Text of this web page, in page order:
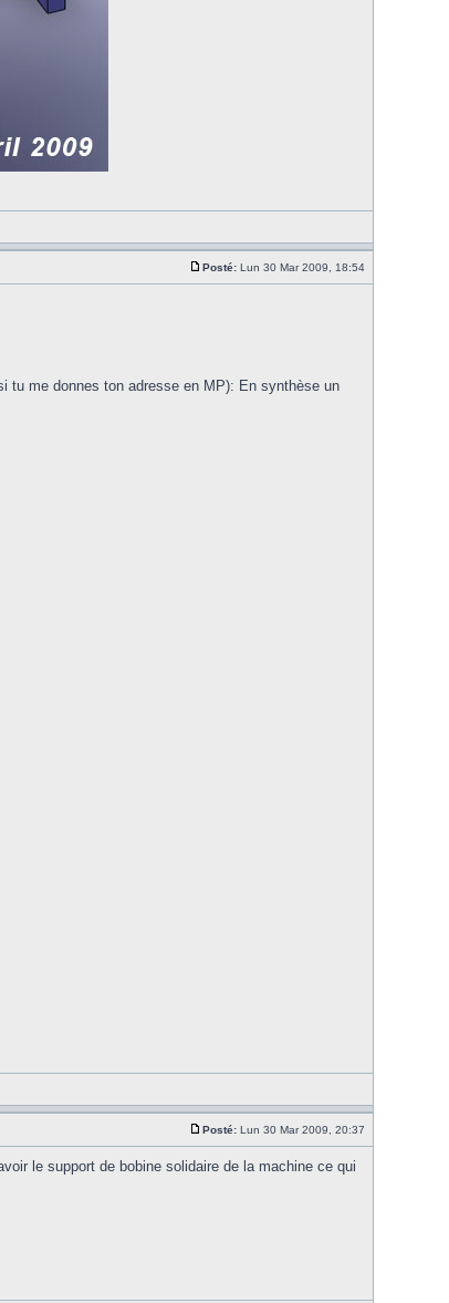
Posté: Lun 30 Mar 2009, 18:54
tu me donnes ton adresse en MP): En synthèse un
Posté: Lun 30 Mar 2009, 20:37
le support de bobine solidaire de la machine ce qui